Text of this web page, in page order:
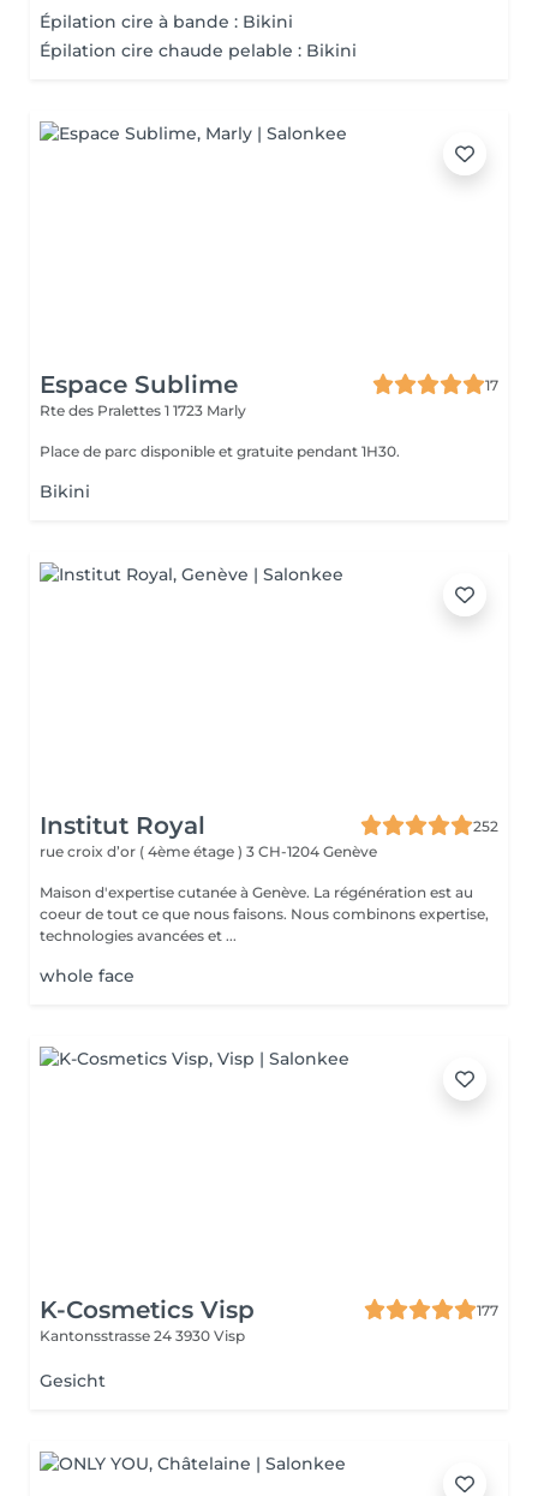
Épilation cire à bande : Bikini
Épilation cire chaude pelable : Bikini
Espace Sublime
17
Rte des Pralettes 1 1723 Marly
Place de parc disponible et gratuite pendant 1H30.
Bikini
Institut Royal
252
rue croix d’or ( 4ème étage ) 3 CH-1204 Genève
Maison d'expertise cutanée à Genève. La régénération est au
coeur de tout ce que nous faisons. Nous combinons expertise,
technologies avancées et ...
whole face
K-Cosmetics Visp
177
Kantonsstrasse 24 3930 Visp
Gesicht